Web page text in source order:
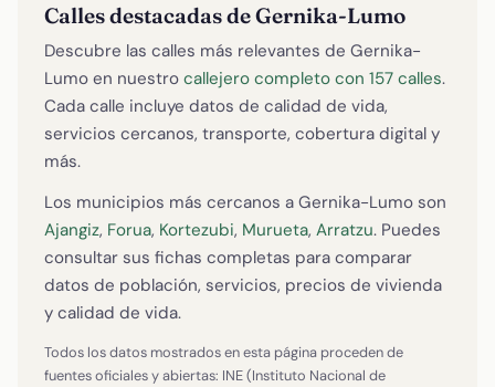
Calles destacadas de Gernika-Lumo
Descubre las calles más relevantes de Gernika-
Lumo en nuestro callejero completo con 157 calles.
Cada calle incluye datos de calidad de vida,
servicios cercanos, transporte, cobertura digital y
más.
Los municipios más cercanos a Gernika-Lumo son
Ajangiz, Forua, Kortezubi, Murueta, Arratzu. Puedes
consultar sus fichas completas para comparar
datos de población, servicios, precios de vivienda
y calidad de vida.
Todos los datos mostrados en esta página proceden de
fuentes oficiales y abiertas: INE (Instituto Nacional de